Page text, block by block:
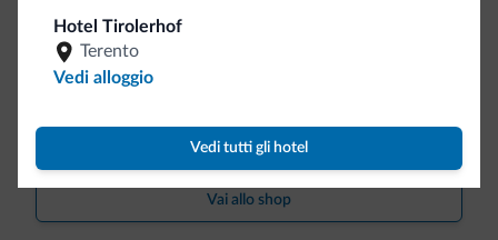
Hotel Tirolerhof
Terento
Vedi alloggio
Vedi tutti gli hotel
Vai allo shop